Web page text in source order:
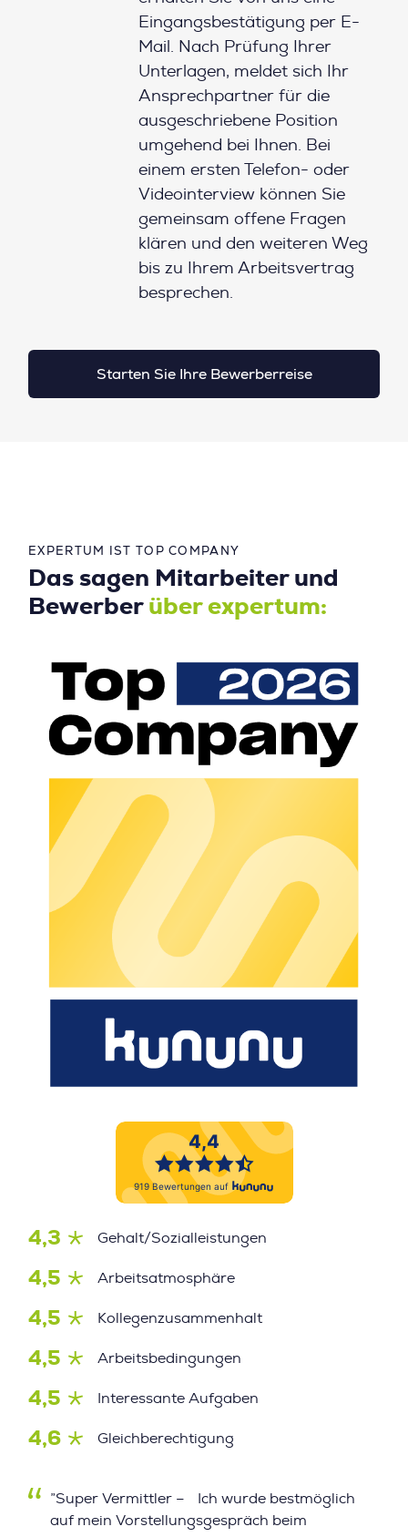
Eingangsbestätigung per E-
Mail. Nach Prüfung Ihrer
Unterlagen, meldet sich Ihr
Ansprechpartner für die
ausgeschriebene Position
umgehend bei Ihnen. Bei
einem ersten Telefon- oder
Videointerview können Sie
gemeinsam offene Fragen
klären und den weiteren Weg
bis zu Ihrem Arbeitsvertrag
besprechen.
Starten Sie Ihre Bewerberreise
EXPERTUM IST TOP COMPANY
Das sagen Mitarbeiter und
Bewerber über expertum:
4,3 Gehalt/Sozialleistungen
4,5 Arbeitsatmosphäre
4,5 Kollegenzusammenhalt
4,5 Arbeitsbedingungen
4,5 Interessante Aufgaben
4,6 Gleichberechtigung
”Super Vermittler – Ich wurde bestmöglich
auf mein Vorstellungsgespräch beim